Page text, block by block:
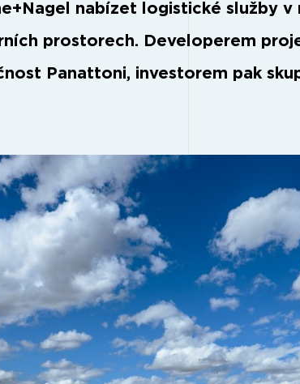
nabízet logistické služby v
prostorech. Developerem
Panattoni, investorem pak